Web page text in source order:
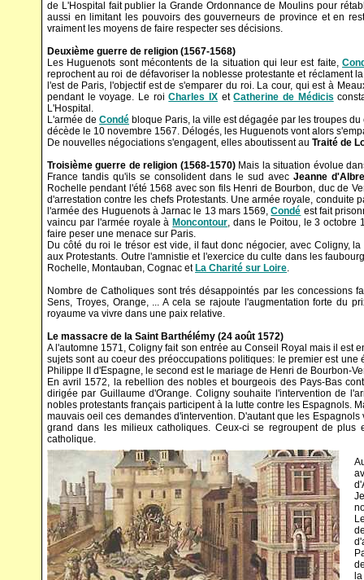
de L'Hospital fait publier la Grande Ordonnance de Moulins pour
aussi en limitant les pouvoirs des gouverneurs de province et en
vraiment les moyens de faire respecter ses décisions.
Deuxième guerre de religion (1567-1568)
Les Huguenots sont mécontents de la situation qui leur est faite,
reprochent au roi de défavoriser la noblesse protestante et réclament
l'est de Paris, l'objectif est de s'emparer du roi. La cour, qui est à
pendant le voyage. Le roiCharles IX etCatherine de Médicis
L'Hospital.
L'armée de Condé bloque Paris, la ville est dégagée par les troupes
décède le 10 novembre 1567. Délogés, les Huguenots vont alors
De nouvelles négociations s'engagent, elles aboutissent au Traité de
Troisième guerre de religion (1568-1570) Mais la situation évolue
France tandis qu'ils se consolident dans le sud avecJeanne
Rochelle pendant l'été 1568 avec son fils Henri de Bourbon, duc de
d'arrestation contre les chefs Protestants. Une armée royale, conduite
l'armée des Huguenots à Jarnac le 13 mars 1569,Condé est fait
vaincu par l'armée royale à Moncontour, dans le Poitou, le 3 octobre
faire peser une menace sur Paris.
Du côté du roi le trésor est vide, il faut donc négocier, avec Coligny, la
aux Protestants. Outre l'amnistie et l'exercice du culte dans les
Rochelle, Montauban, Cognac et La Charité sur Loire.
Nombre de Catholiques sont trés désappointés par les concessions
Sens, Troyes, Orange, ... A cela se rajoute l'augmentation forte du
royaume va vivre dans une paix relative.
Le massacre de la Saint Barthélémy (24 août 1572)
A l'automne 1571, Coligny fait son entrée au Conseil Royal mais il est
sujets sont au coeur des préoccupations politiques: le premier est
Philippe II d'Espagne, le second est le mariage de Henri de Bourbon-
En avril 1572, la rebellion des nobles et bourgeois des Pays-Bas
dirigée par Guillaume d'Orange. Coligny souhaite l'intervention de
nobles protestants français participent à la lutte contre les Espagnols.
mauvais oeil ces demandes d'intervention. D'autant que les
grand dans les milieux catholiques. Ceux-ci se regroupent de
catholique.